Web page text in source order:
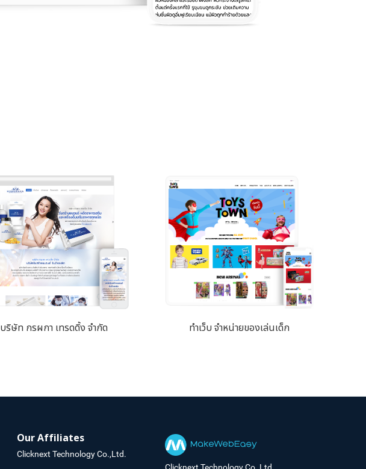
บริษัท กรผกา เทรดดิ้ง จำกัด ทำเว็บ จำหน่ายของเล่นเด็ก
Our Affiliates
Clicknext Technology Co.,Ltd.
Clicknext Technology Co.,Ltd.